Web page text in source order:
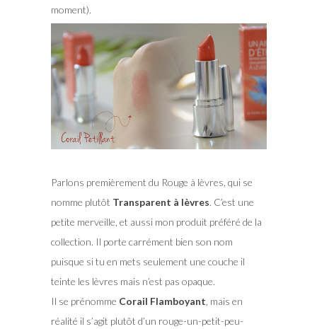
moment).
Parlons premièrement du Rouge à lèvres, qui se
nomme plutôt Transparent à lèvres. C’est une
petite merveille, et aussi mon produit préféré de la
collection. Il porte carrément bien son nom
puisque si tu en mets seulement une couche il
teinte les lèvres mais n’est pas opaque.
Il se prénomme Corail Flamboyant , mais en
réalité il s’agit plutôt d’un rouge-un-petit-peu-